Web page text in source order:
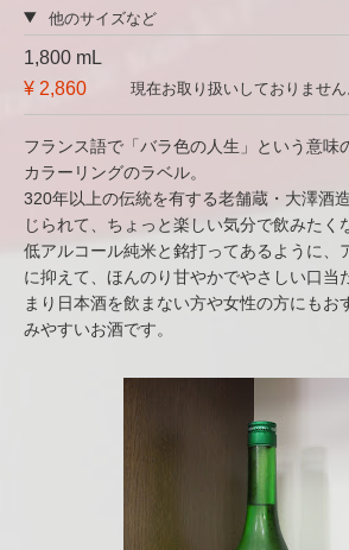
他のサイズなど
1,800 mL
¥ 2,860
現在お取り扱いしておりません
フランス語で「バラ色の人生」という意味
カラーリングのラベル。
320年以上の伝統を有する老舗蔵・大澤酒
じられて、ちょっと楽しい気分で飲みたく
低アルコール純米と銘打ってあるように、
に抑えて、ほんのり甘やかでやさしい口当
まり日本酒を飲まない方や女性の方にもお
みやすいお酒です。